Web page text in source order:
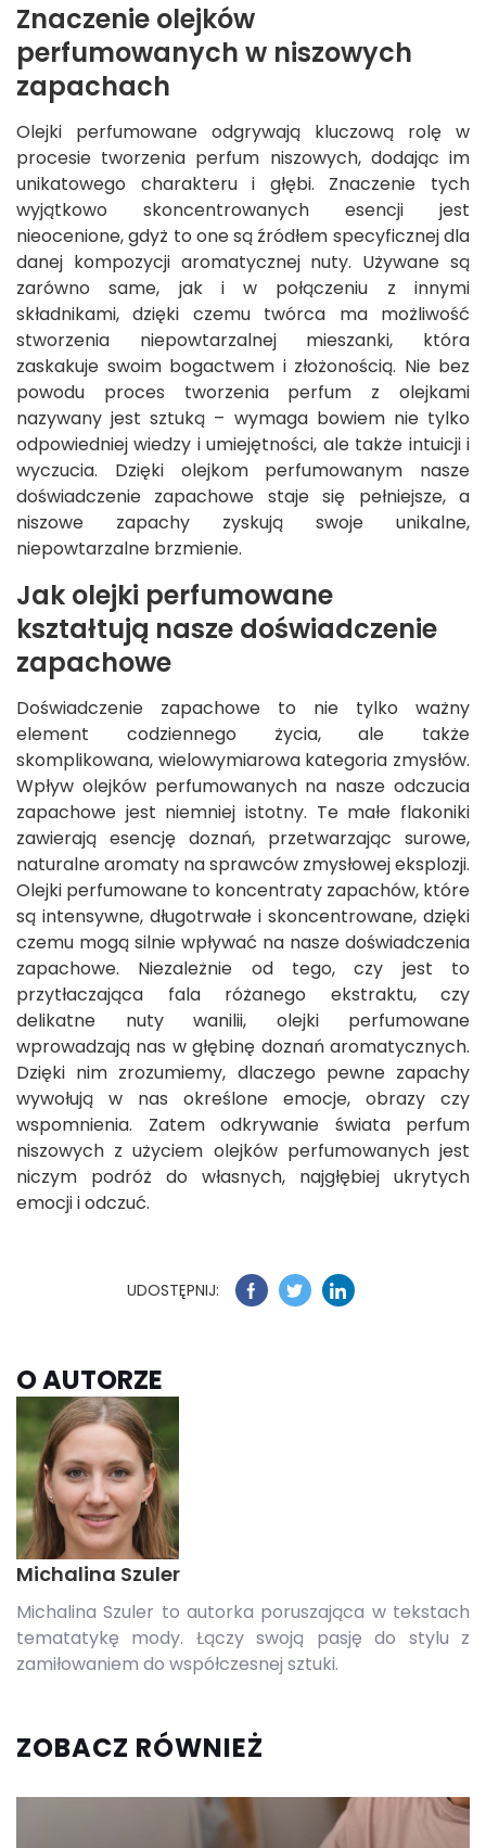
Znaczenie olejków
perfumowanych w niszowych
zapachach
Olejki perfumowane odgrywają kluczową rolę w
procesie tworzenia perfum niszowych, dodając im
unikatowego charakteru i głębi. Znaczenie tych
wyjątkowo skoncentrowanych esencji jest
nieocenione, gdyż to one są źródłem specyficznej dla
danej kompozycji aromatycznej nuty. Używane są
zarówno same, jak i w połączeniu z innymi
składnikami, dzięki czemu twórca ma możliwość
stworzenia niepowtarzalnej mieszanki, która
zaskakuje swoim bogactwem i złożonością. Nie bez
powodu proces tworzenia perfum z olejkami
nazywany jest sztuką – wymaga bowiem nie tylko
odpowiedniej wiedzy i umiejętności, ale także intuicji i
wyczucia. Dzięki olejkom perfumowanym nasze
doświadczenie zapachowe staje się pełniejsze, a
niszowe zapachy zyskują swoje unikalne,
niepowtarzalne brzmienie.
Jak olejki perfumowane
kształtują nasze doświadczenie
zapachowe
Doświadczenie zapachowe to nie tylko ważny
element codziennego życia, ale także
skomplikowana, wielowymiarowa kategoria zmysłów.
Wpływ olejków perfumowanych na nasze odczucia
zapachowe jest niemniej istotny. Te małe flakoniki
zawierają esencję doznań, przetwarzając surowe,
naturalne aromaty na sprawców zmysłowej eksplozji.
Olejki perfumowane to koncentraty zapachów, które
są intensywne, długotrwałe i skoncentrowane, dzięki
czemu mogą silnie wpływać na nasze doświadczenia
zapachowe. Niezależnie od tego, czy jest to
przytłaczająca fala różanego ekstraktu, czy
delikatne nuty wanilii, olejki perfumowane
wprowadzają nas w głębinę doznań aromatycznych.
Dzięki nim zrozumiemy, dlaczego pewne zapachy
wywołują w nas określone emocje, obrazy czy
wspomnienia. Zatem odkrywanie świata perfum
niszowych z użyciem olejków perfumowanych jest
niczym podróż do własnych, najgłębiej ukrytych
emocji i odczuć.
UDOSTĘPNIJ:
O AUTORZE
Michalina Szuler
Michalina Szuler to autorka poruszająca w tekstach
tematatykę mody. Łączy swoją pasję do stylu z
zamiłowaniem do współczesnej sztuki.
ZOBACZ RÓWNIEŻ